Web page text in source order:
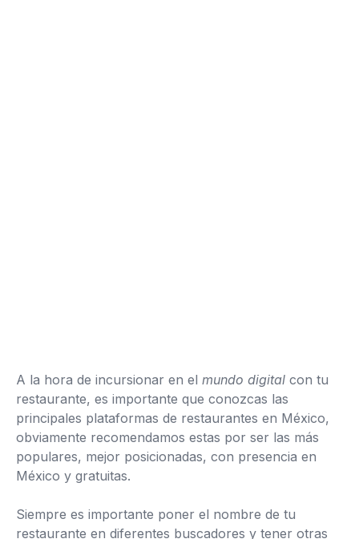
A la hora de incursionar en el mundo digital con tu
restaurante, es importante que conozcas las
principales plataformas de restaurantes en México,
obviamente recomendamos estas por ser las más
populares, mejor posicionadas, con presencia en
México y gratuitas.
Siempre es importante poner el nombre de tu
restaurante en diferentes buscadores y tener otras